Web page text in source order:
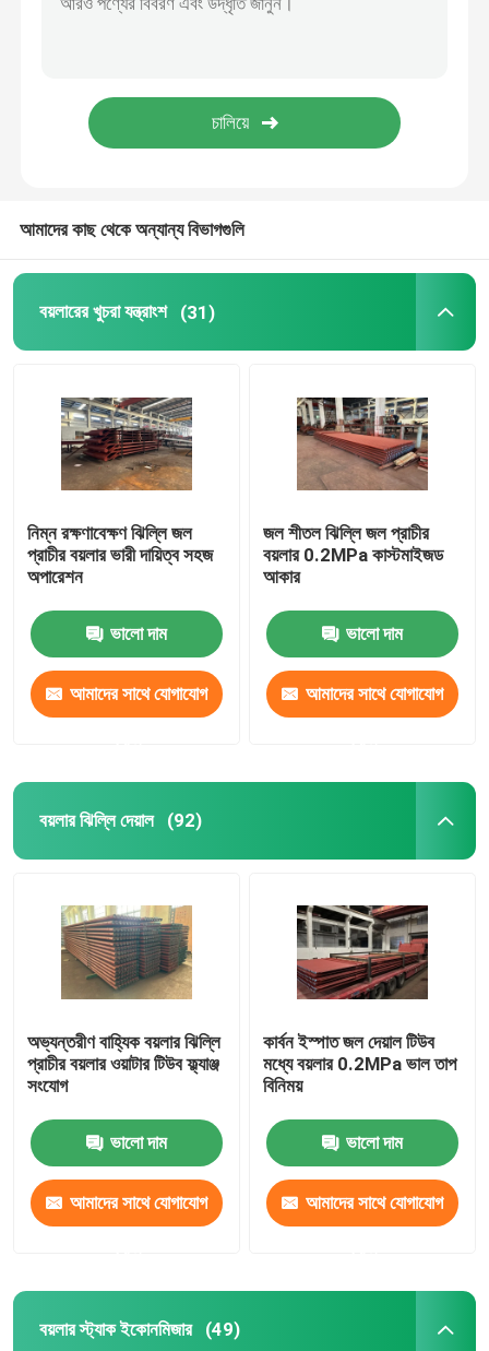
বিজোড় স্টেইনলেস টিউব
আমাদের কাছ থেকে অন্যান্য বিভাগগুলি
বয়লারের খুচরা যন্ত্রাংশ (31)
নিম্ন রক্ষণাবেক্ষণ ঝিল্লি জল
প্রাচীর বয়লার ভারী দায়িত্ব সহজ
অপারেশন
ভালো দাম
আমাদের সাথে যোগাযোগ
জল শীতল ঝিল্লি জল প্রাচীর
বয়লার 0.2MPa কাস্টমাইজড
আকার
ভালো দাম
আমাদের সাথে যোগাযোগ
বয়লার ঝিল্লি দেয়াল (92)
অভ্যন্তরীণ বাহ্যিক বয়লার ঝিল্লি
প্রাচীর বয়লার ওয়াটার টিউব ফ্ল্যাঞ্জ
সংযোগ
ভালো দাম
আমাদের সাথে যোগাযোগ
কার্বন ইস্পাত জল দেয়াল টিউব
মধ্যে বয়লার 0.2MPa ভাল তাপ
বিনিময়
ভালো দাম
আমাদের সাথে যোগাযোগ
বয়লার স্ট্যাক ইকোনমিজার (49)